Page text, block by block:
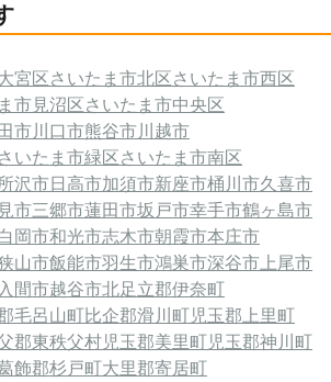
宮区さいたま市北区さいたま市西区
市見沼区さいたま市中央区
市川口市熊谷市川越市
さいたま市緑区さいたま市南区
沢市日高市加須市新座市桶川市久喜市
市三郷市蓮田市坂戸市幸手市鶴ヶ島市
岡市和光市志木市朝霞市本庄市
山市飯能市羽生市鴻巣市深谷市上尾市
入間市越谷市北足立郡伊奈町
毛呂山町比企郡滑川町児玉郡上里町
郡東秩父村児玉郡美里町児玉郡神川町
飾郡杉戸町大里郡寄居町